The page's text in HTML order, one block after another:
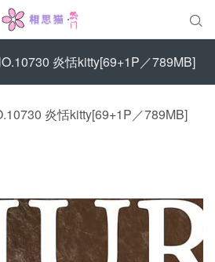

炎恬kitty[69+1P／789MB]
炎恬kitty[69+1P／789MB]